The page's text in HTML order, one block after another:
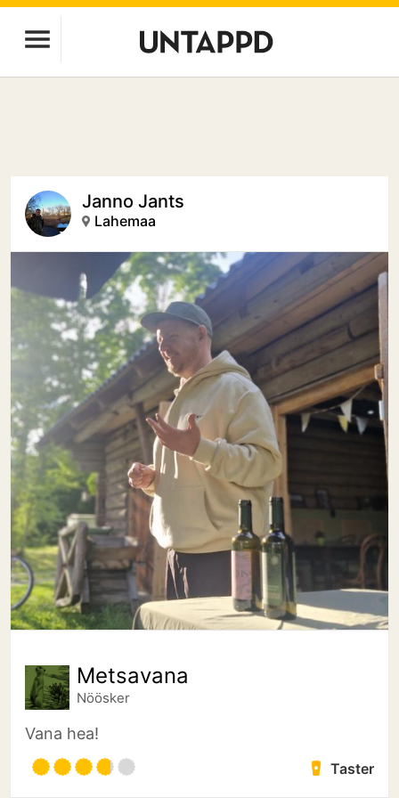
Janno Jants
Lahemaa
Metsavana
Nöösker
Vana hea!
Taster